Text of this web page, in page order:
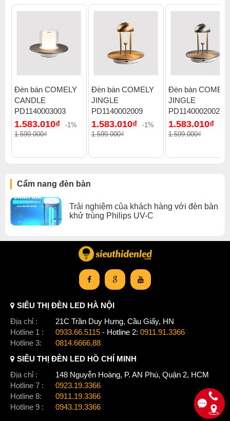
Đèn bàn COMELY
CANDLE
PD1140003003
1.583.010₫
-1%
1.599.000₫
Đèn bàn COMELY
JINGLE
PD1140002009
1.583.010₫
-1%
1.599.000₫
Đèn bàn
JINGLE
PD1140002002
1.583.010₫
-
1.599.000₫
Cẩm nang đèn bàn
Trải nghiệm của khách hàng với đèn bàn
khử trùng Philips UV-C
SIÊU THỊ ĐÈN LED HÀ NỘI
Địa chỉ :
21C Trần Duy Hưng, Cầu Giấy, HN
Hotline 1 :
0933.66.5115 - Hotline 2: 0911.91.3366
Hotline 3:
0814.6666.88
SIÊU THỊ ĐÈN LED HỒ CHÍ MINH
Địa chỉ :
148 Nguyễn Hoàng, P. AN Phú, Quận 2, HCM
Hotline 7 :
0923.19.3366
Hotline 8:
0911.19.3366
Hotline 9 :
0943.19.3366